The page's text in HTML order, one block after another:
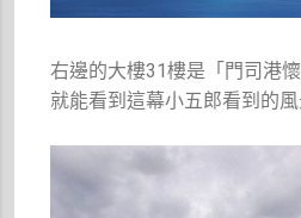
右邊的大樓31樓是「門司港
就能看到這幕小五郎看到的風